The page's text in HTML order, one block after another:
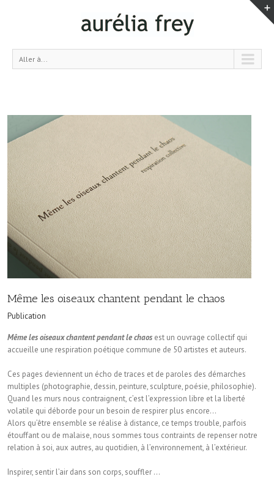
Aller à...
Même les oiseaux chantent pendant le chaos
Publication
Même les oiseaux chantent pendant le chaos est un ouvrage collectif qui
accueille une respiration poétique commune de 50 artistes et auteurs.
Ces pages deviennent un écho de traces et de paroles des démarches
multiples (photographie, dessin, peinture, sculpture, poésie, philosophie).
Quand les murs nous contraignent, c’est l’expression libre et la liberté
volatile qui déborde pour un besoin de respirer plus encore…
Alors qu’être ensemble se réalise à distance, ce temps trouble, parfois
étouffant ou de malaise, nous sommes tous contraints de repenser notre
relation à soi, aux autres, au quotidien, à l’environnement, à l’extérieur.
Inspirer, sentir l’air dans son corps, souffler …